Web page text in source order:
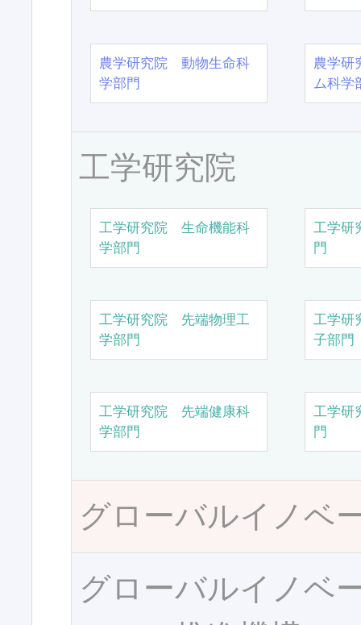
農学研究院 動物生命科
学部門
農学
ム科学
工学研究院
工学研究院 生命機能科
学部門
工学研
門
工学研究院 先端物理工
学部門
工学研
子部門
工学研究院 先端健康科
学部門
工学研
門
グローバルイノベ
グローバルイノベ